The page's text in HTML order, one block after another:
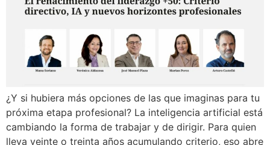
¿Y si hubiera más opciones de las que imaginas para tu
próxima etapa profesional? La inteligencia artificial está
cambiando la forma de trabajar y de dirigir. Para quien
lleva veinte o treinta años acumulando criterio, eso abre